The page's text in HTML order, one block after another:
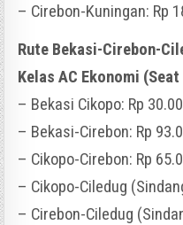
– Cirebon-Kuningan: Rp
Rute Bekasi-Cirebon-
Kelas AC Ekonomi
– Bekasi Cikopo: Rp
– Bekasi-Cirebon: Rp
– Cikopo-Cirebon: Rp
– Cikopo-Ciledug
– Cirebon-Ciledug